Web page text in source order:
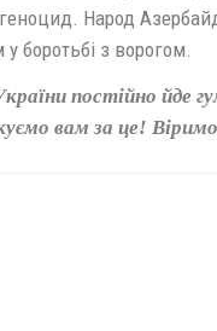
Народ
боротьбі з ворогом.
постійно йде
вам за це!